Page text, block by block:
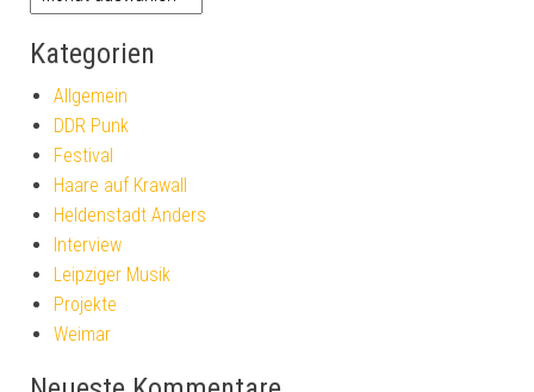
Kategorien
Allgemein
DDR Punk
Festival
Haare auf Krawall
Heldenstadt Anders
Interview
Leipziger Musik
Projekte
Weimar